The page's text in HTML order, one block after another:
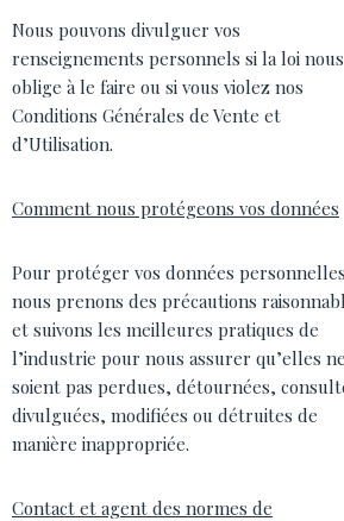
Nous pouvons divulguer vos
renseignements personnels si la loi nous
oblige à le faire ou si vous violez nos
Conditions Générales de Vente et
d’Utilisation.
Comment nous protégeons vos données
Pour protéger vos données
nous prenons des précautions
et suivons les meilleures pratiques de
l’industrie pour nous assurer qu’elles ne
soient pas perdues, détournées,
divulguées, modifiées ou détruites de
manière inappropriée.
Contact et agent des normes de